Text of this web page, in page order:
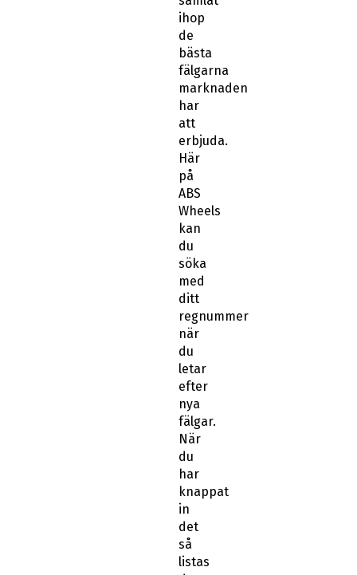
ihop
de
bästa
fälgarna
marknaden
har
att
erbjuda.
Här
på
ABS
Wheels
kan
du
söka
med
ditt
regnummer
när
du
letar
efter
nya
fälgar.
När
du
har
knappat
in
det
så
listas